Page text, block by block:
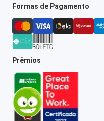
Formas de Pagamento
Prêmios